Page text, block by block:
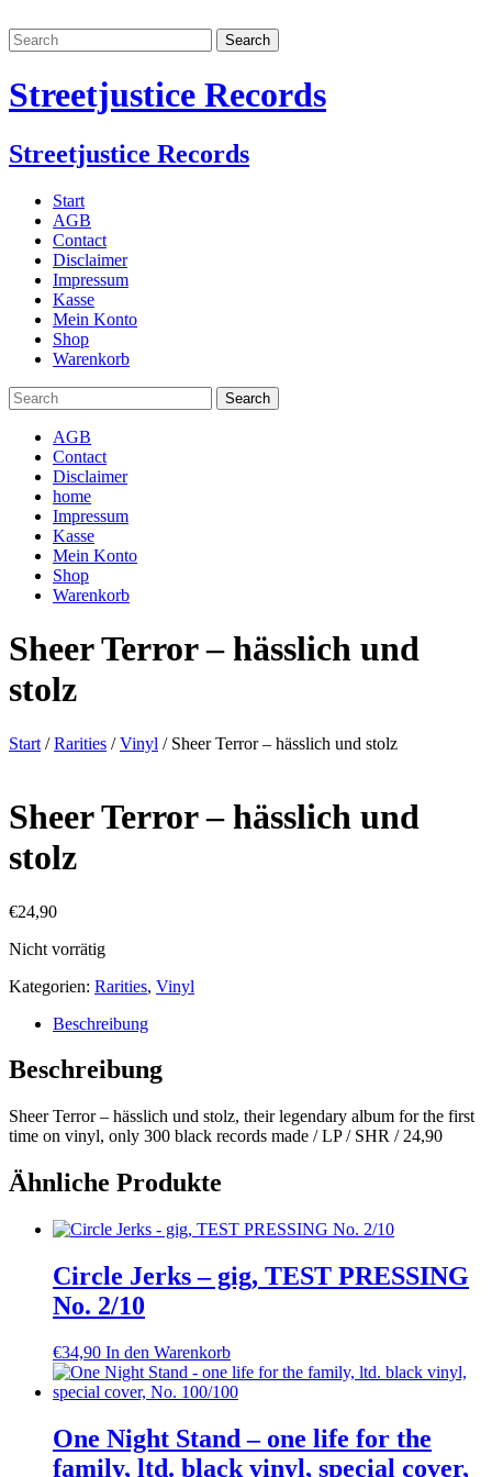
Streetjustice Records
Streetjustice Records
Start
AGB
Contact
Disclaimer
Impressum
Kasse
Mein Konto
Shop
Warenkorb
AGB
Contact
Disclaimer
home
Impressum
Kasse
Mein Konto
Shop
Warenkorb
Sheer Terror – hässlich und
stolz
Start /Rarities /Vinyl / Sheer Terror – hässlich und stolz
Sheer Terror – hässlich und
stolz
€24,90
Nicht vorrätig
Kategorien: Rarities, Vinyl
Beschreibung
Beschreibung
Sheer Terror – hässlich und stolz, their legendary album for the first
time on vinyl, only 300 black records made / LP / SHR / 24,90
Ähnliche Produkte
Circle Jerks – gig, TEST PRESSING
No. 2/10
€34,90 In den Warenkorb
One Night Stand – one life for the
family, ltd. black vinyl, special cover,